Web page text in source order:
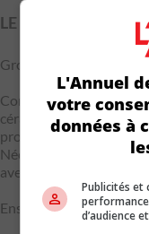
LE COUT DES
Groupe Performance
Comprend une
céramique, des pneus
protection sous la
Nécessite un
avec des composants
Ensemble
L'Annuel
votre
données à
Publicités et
d’audience